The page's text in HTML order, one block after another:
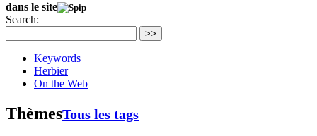
dans le site
Search:
>>
Keywords
Herbier
On the Web
ThèmesTous les tags